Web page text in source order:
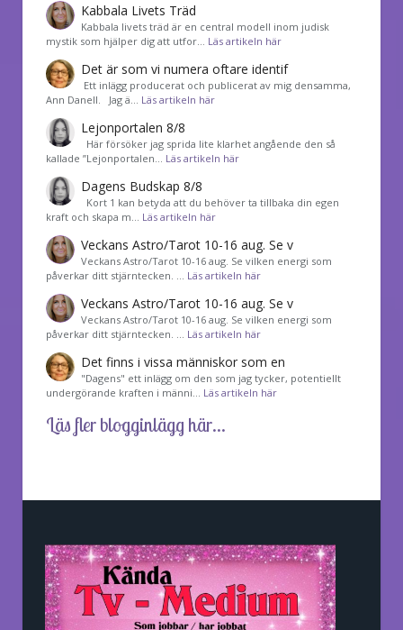
Kabbala Livets Träd
Kabbala livets träd är en central modell inom judisk
mystik som hjälper dig att utfor… Läs artikeln här
Det är som vi numera oftare identif
͏ Ett inlägg producerat och publicerat av mig densamma,
Ann Danell. Jag ä… Läs artikeln här
Lejonportalen 8/8
Här försöker jag sprida lite klarhet angående den så
kallade ”Lejonportalen… Läs artikeln här
Dagens Budskap 8/8
Kort 1 kan betyda att du behöver ta tillbaka din egen
kraft och skapa m… Läs artikeln här
Veckans Astro/Tarot 10-16 aug. Se v
Veckans Astro/Tarot 10-16 aug. Se vilken energi som
påverkar ditt stjärntecken. … Läs artikeln här
Veckans Astro/Tarot 10-16 aug. Se v
Veckans Astro/Tarot 10-16 aug. Se vilken energi som
påverkar ditt stjärntecken. … Läs artikeln här
Det finns i vissa människor som en
"Dagens" ett inlägg om den som jag tycker, potentiellt
undergörande kraften i männi… Läs artikeln här
Läs fler blogginlägg här...